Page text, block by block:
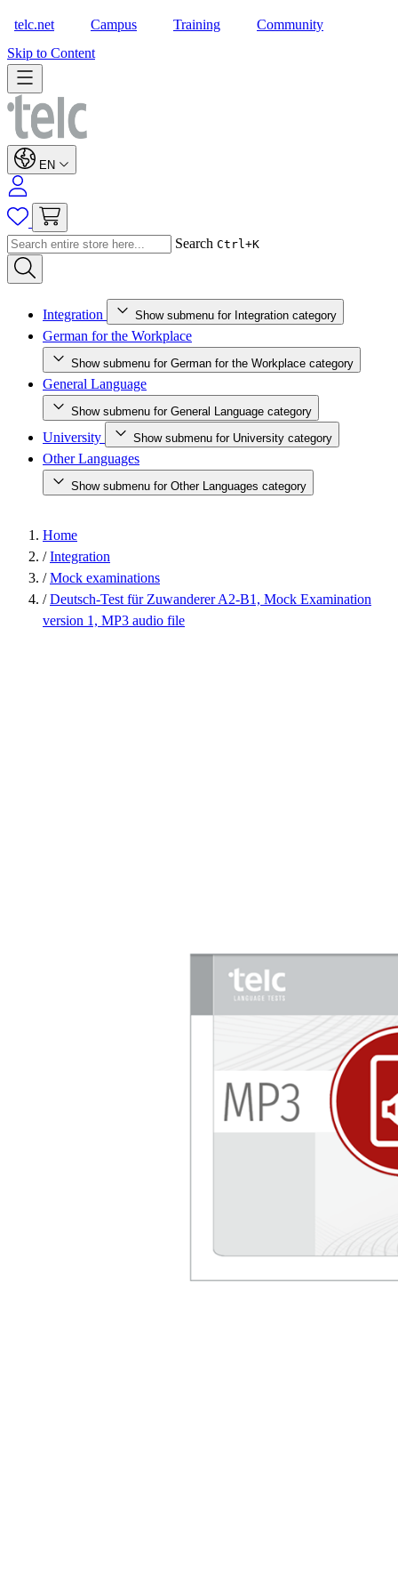
telc.net Campus Training Community
Skip to Content
EN
Search Ctrl+K
Integration Show submenu for Integration category
German for the Workplace
Show submenu for German for the Workplace category
General Language
Show submenu for General Language category
University Show submenu for University category
Other Languages
Show submenu for Other Languages category
Home
/ Integration
/ Mock examinations
/ Deutsch-Test für Zuwanderer A2-B1, Mock Examination
version 1, MP3 audio file